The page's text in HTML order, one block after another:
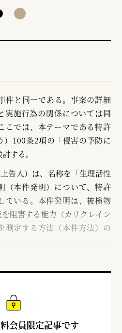
件と同一である。事案の詳細
実施行為の関係については同
こでは、本テーマである特許
）100条2項の「侵害の予防に
する。
告人）は、名称を「生理活性
（本件発明）について、特許
ている。本件発明は、被検物
阻害する能力（カリクレイン
測定する方法（本件方法）の
会員限定記事です